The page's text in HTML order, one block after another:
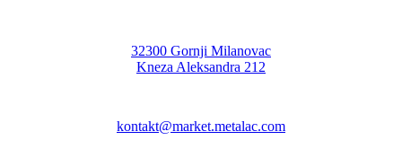
32300 Gornji Milanovac
Kneza Aleksandra 212
kontakt@market.metalac.com